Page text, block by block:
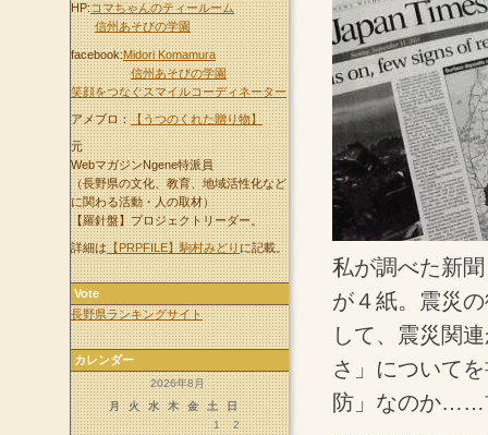
私が調べた新
が４紙。震災
して、震災関
さ」について
防」なのか……
HP:コマちゃんのティールーム
信州あそびの学園
facebook:Midori Komamura
信州あそびの学園
笑顔をつなぐスマイルコーディネーター
アメブロ：【うつのくれた贈り物】
元
WebマガジンNgene特派員
（長野県の文化、教育、地域活性化など
に関わる活動・人の取材）
【羅針盤】プロジェクトリーダー。
詳細は【PRPFILE】駒村みどりに記載。
Vote
長野県ランキングサイト
カレンダー
2026年8月
月
火 水 木 金 土 日
1
2